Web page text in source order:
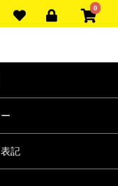
0
記